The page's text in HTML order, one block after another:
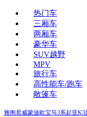
热门车
三厢车
两厢车
豪华车
SUV越野
MPV
旅行车
高性能车/跑车
敞篷车
雅阁君威蒙迪欧宝马3系起亚K3